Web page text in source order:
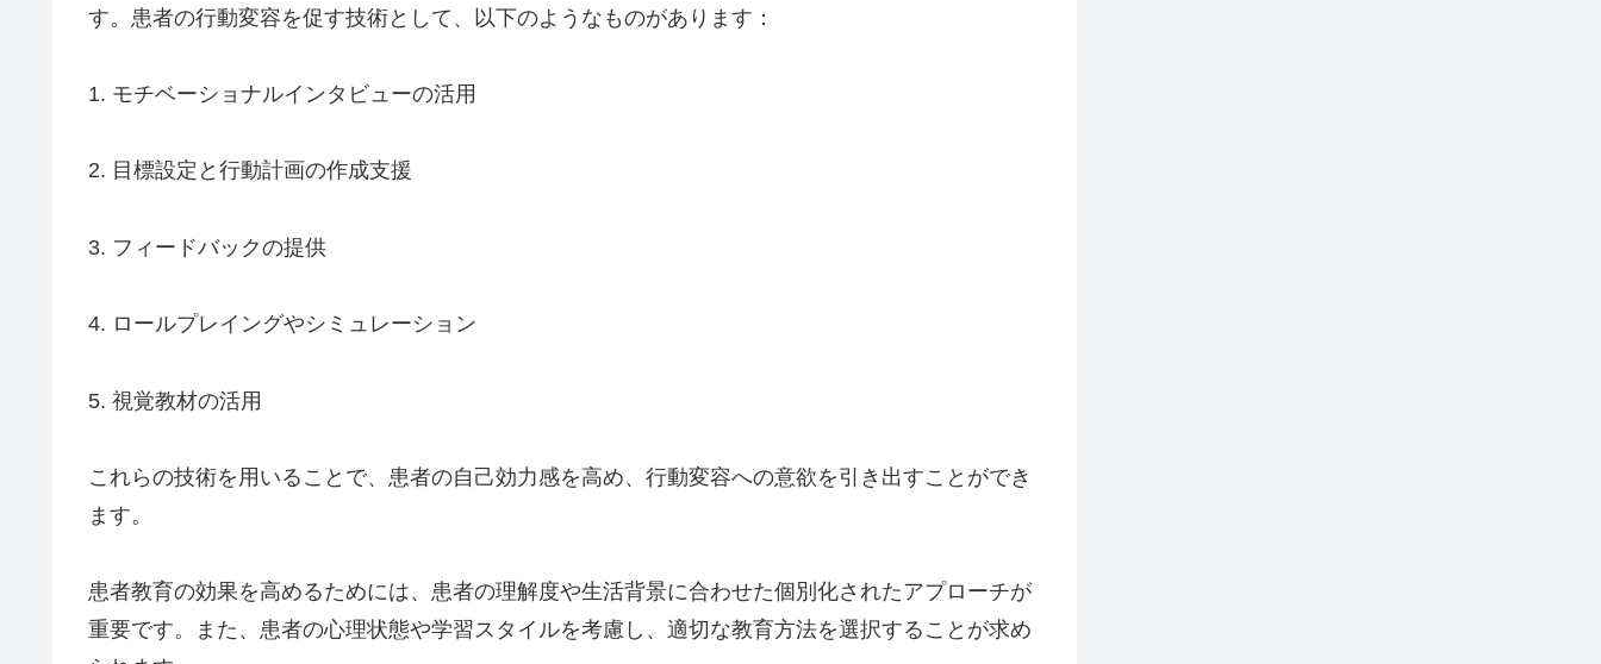
す。患者の行動変容を促す技術として、以下のようなものがあります：
1. モチベーショナルインタビューの活用
2. 目標設定と行動計画の作成支援
3. フィードバックの提供
4. ロールプレイングやシミュレーション
5. 視覚教材の活用
これらの技術を用いることで、患者の自己効力感を高め、行動変容への意欲を引き出すことができ
ます。
患者教育の効果を高めるためには、患者の理解度や生活背景に合わせた個別化されたアプローチが
重要です。また、患者の心理状態や学習スタイルを考慮し、適切な教育方法を選択することが求め